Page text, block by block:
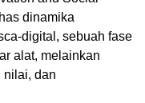
dinamika
digital, sebuah fase
alat, melainkan
nilai, dan